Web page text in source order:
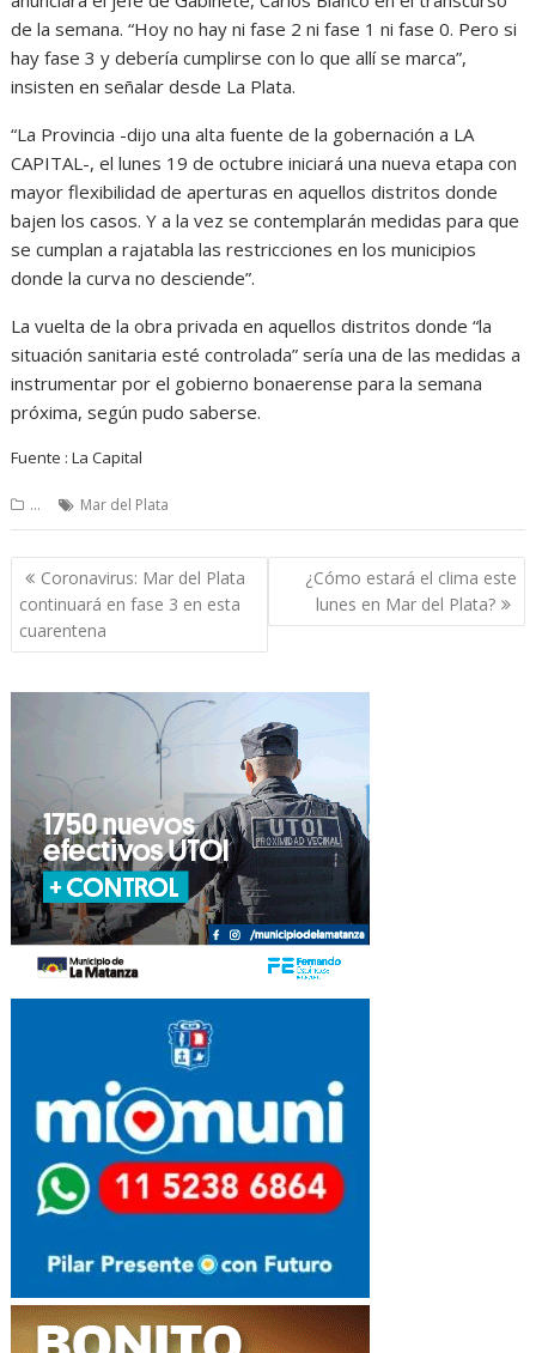
de la semana. “Hoy no hay ni fase 2 ni fase 1 ni fase 0. Pero si
hay fase 3 y debería cumplirse con lo que allí se marca”,
insisten en señalar desde La Plata.
“La Provincia -dijo una alta fuente de la gobernación a LA
CAPITAL-, el lunes 19 de octubre iniciará una nueva etapa con
mayor flexibilidad de aperturas en aquellos distritos donde
bajen los casos. Y a la vez se contemplarán medidas para que
se cumplan a rajatabla las restricciones en los municipios
donde la curva no desciende”.
La vuelta de la obra privada en aquellos distritos donde “la
situación sanitaria esté controlada” sería una de las medidas a
instrumentar por el gobierno bonaerense para la semana
próxima, según pudo saberse.
Fuente : La Capital
... Mar del Plata
Navegación
de
entradas
Coronavirus: Mar del Plata
continuará en fase 3 en esta
cuarentena
¿Cómo estará el clima este
lunes en Mar del Plata?